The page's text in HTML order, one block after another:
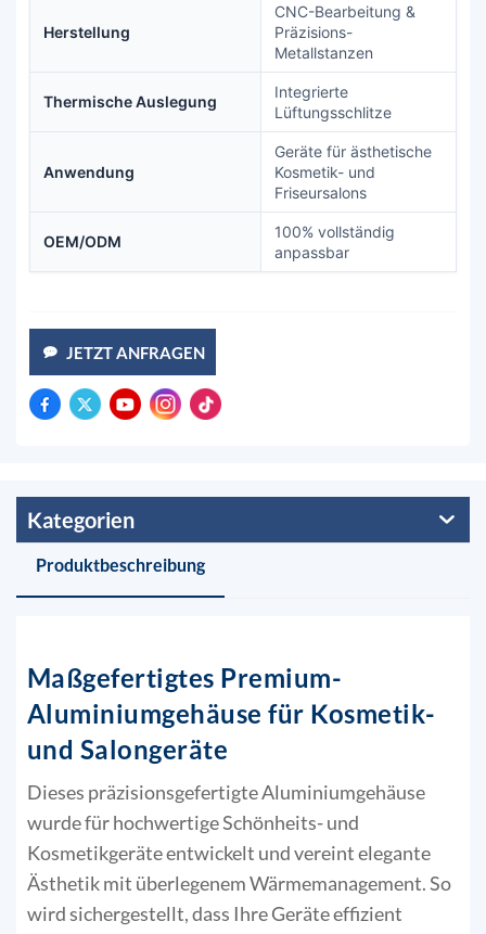
Herstellung
CNC-Bearbeitung &
Präzisions-
Metallstanzen
Thermische Auslegung
Integrierte
Lüftungsschlitze
Anwendung
Geräte für ästhetische
Kosmetik- und
Friseursalons
OEM/ODM
100% vollständig
anpassbar
JETZT ANFRAGEN
Kategorien
Produktbeschreibung
Maßgefertigtes Premium-
Aluminiumgehäuse für Kosmetik-
und Salongeräte
Dieses präzisionsgefertigte Aluminiumgehäuse
wurde für hochwertige Schönheits- und
Kosmetikgeräte entwickelt und vereint elegante
Ästhetik mit überlegenem Wärmemanagement. So
wird sichergestellt, dass Ihre Geräte effizient